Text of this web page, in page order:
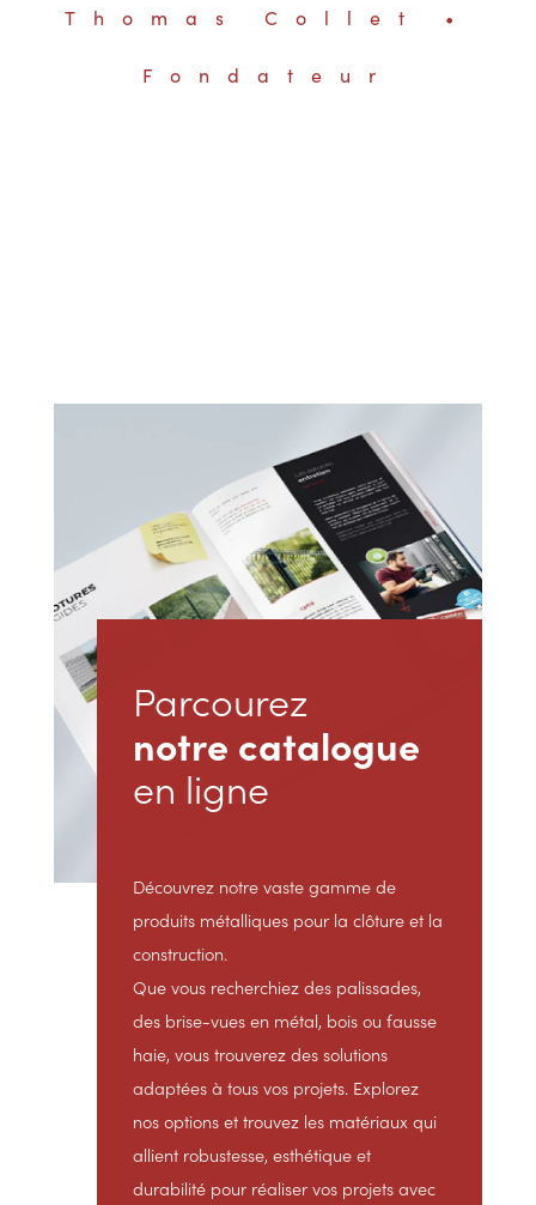
Thomas Collet •
Fondateur
Parcourez
notre catalogue
en ligne
Découvrez notre vaste gamme de
produits métalliques pour la clôture et la
construction.
Que vous recherchiez des palissades,
des brise-vues en métal, bois ou fausse
haie, vous trouverez des solutions
adaptées à tous vos projets. Explorez
nos options et trouvez les matériaux qui
allient robustesse, esthétique et
durabilité pour réaliser vos projets avec